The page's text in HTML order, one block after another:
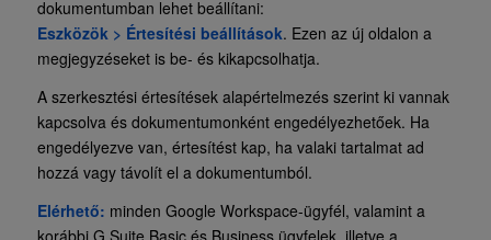
dokumentumban lehet beállítani:
Eszközök > Értesítési beállítások. Ezen az új oldalon a
megjegyzéseket is be- és kikapcsolhatja.
A szerkesztési értesítések alapértelmezés szerint ki vannak
kapcsolva és dokumentumonként engedélyezhetőek. Ha
engedélyezve van, értesítést kap, ha valaki tartalmat ad
hozzá vagy távolít el a dokumentumból.
Elérhető: minden Google Workspace-ügyfél, valamint a
korábbi G Suite Basic és Business ügyfelek, illetve a